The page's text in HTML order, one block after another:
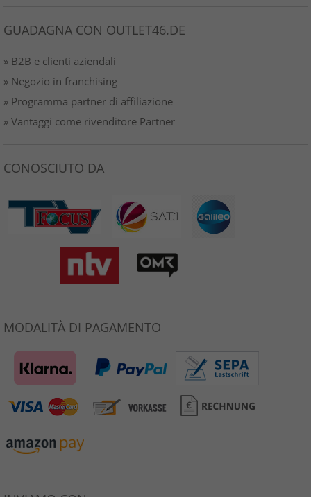
GUADAGNA CON OUTLET46.DE
» B2B e clienti aziendali
» Negozio in franchising
» Programma partner di affiliazione
» Vantaggi come rivenditore Partner
CONOSCIUTO DA
MODALITÀ DI PAGAMENTO